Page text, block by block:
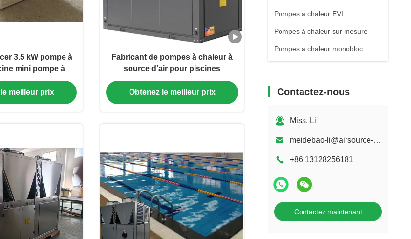
Pompes à chaleur EVI
Pompes à chaleur sur mesure
Pompes à chaleur monobloc
Contactez-nous
Miss. Li
meidebao-li@airsource-heatingpump.com
+86 13128256181
Contactez maintenant
3.5 kW pompe à
mini pompe à
à air
meilleur prix
Fabricant de pompes à chaleur à
source d'air pour piscines
Obtenez le meilleur prix